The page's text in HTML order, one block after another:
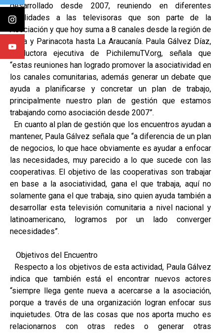
desarrollado desde 2007, reuniendo en diferentes
localidades a las televisoras que son parte de la
Asociación y que hoy suma a 8 canales desde la región de
Arica y Parinacota hasta La Araucanía. Paula Gálvez Díaz,
productora ejecutiva de PichilemuTV.org, señala que
“estas reuniones han logrado promover la asociatividad en
los canales comunitarias, además generar un debate que
ayuda a planificarse y concretar un plan de trabajo,
principalmente nuestro plan de gestión que estamos
trabajando como asociación desde 2007”.
En cuanto al plan de gestión que los encuentros ayudan a
mantener, Paula Gálvez señala que “a diferencia de un plan
de negocios, lo que hace obviamente es ayudar a enfocar
las necesidades, muy parecido a lo que sucede con las
cooperativas. El objetivo de las cooperativas son trabajar
en base a la asociatividad, gana el que trabaja, aquí no
solamente gana el que trabaja, sino quien ayuda también a
desarrollar esta televisión comunitaria a nivel nacional y
latinoamericano, logramos por un lado converger
necesidades”.
Objetivos del Encuentro
Respecto a los objetivos de esta actividad, Paula Gálvez
indica que también está el encontrar nuevos actores
“siempre llega gente nueva a acercarse a la asociación,
porque a través de una organización logran enfocar sus
inquietudes. Otra de las cosas que nos aporta mucho es
relacionarnos con otras redes o generar otras